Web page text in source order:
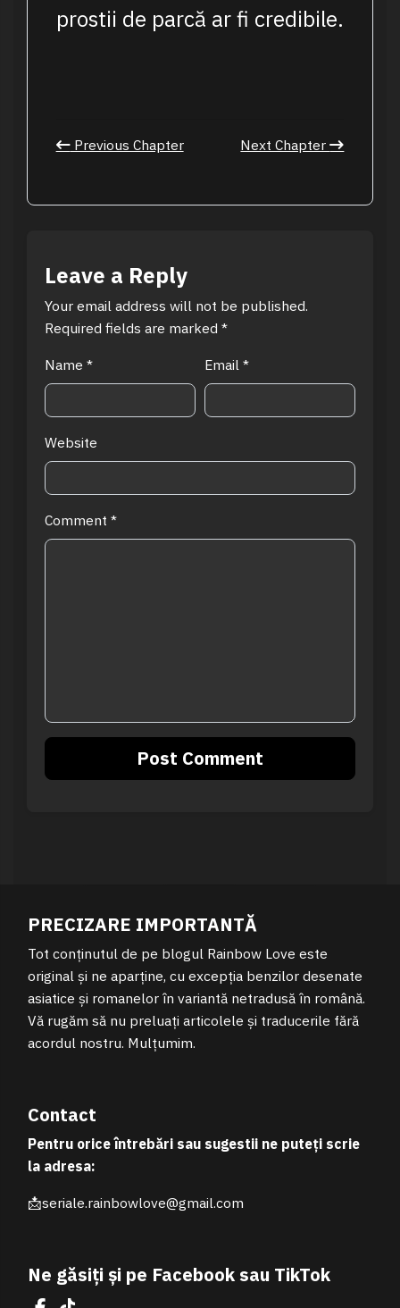
prostii de parcă ar fi credibile.
Previous Chapter Next Chapter
Leave a Reply
Your email address will not be published.
Required fields are marked *
Name * Email *
Website
Comment *
PRECIZARE IMPORTANTĂ
Tot conținutul de pe blogul Rainbow Love este
original și ne aparține, cu excepția benzilor desenate
asiatice și romanelor în variantă netradusă în română.
Vă rugăm să nu preluați articolele și traducerile fără
acordul nostru. Mulțumim.
Contact
Pentru orice întrebări sau sugestii ne puteți scrie
la adresa:
📩seriale.rainbowlove@gmail.com
Ne găsiți și pe Facebook sau TikTok